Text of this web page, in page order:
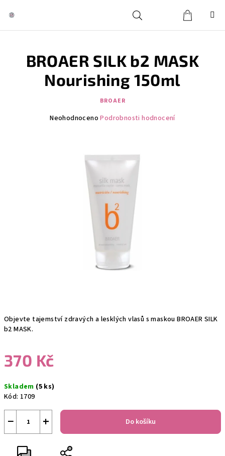
HledatPřihlášeníKošík
Objevte tajemství zdravých a lesklých vlasů s maskou BROAER SILK
b2 MASK.
370 Kč
cena:
Skladem (5 ks)
Kód: 1709
+
− Do košíku
BROAER SILK b2 MASK
Nourishing 150ml
BROAER
Průměrné
Neohodnoceno Podrobnosti hodnocení